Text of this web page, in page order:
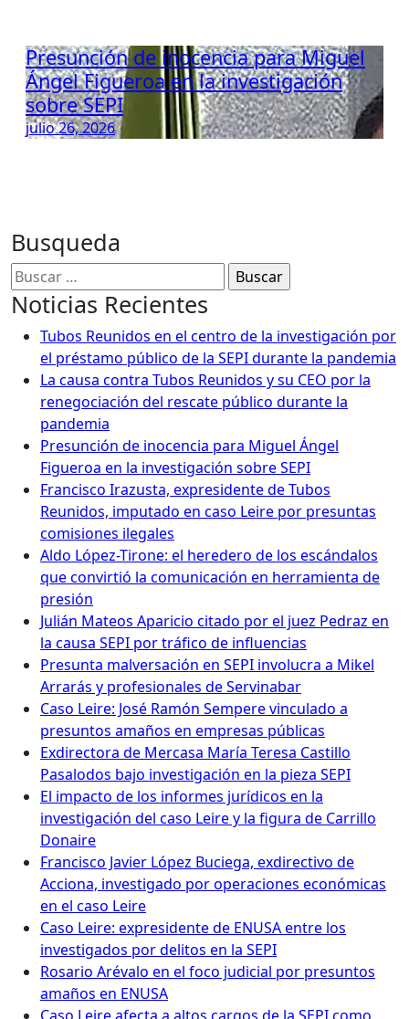
Presunción de inocencia para Miguel
Ángel Figueroa en la investigación
sobre SEPI
julio 26, 2026
Busqueda
Buscar:
Noticias Recientes
Tubos Reunidos en el centro de la investigación por
el préstamo público de la SEPI durante la pandemia
La causa contra Tubos Reunidos y su CEO por la
renegociación del rescate público durante la
pandemia
Presunción de inocencia para Miguel Ángel
Figueroa en la investigación sobre SEPI
Francisco Irazusta, expresidente de Tubos
Reunidos, imputado en caso Leire por presuntas
comisiones ilegales
Aldo López-Tirone: el heredero de los escándalos
que convirtió la comunicación en herramienta de
presión
Julián Mateos Aparicio citado por el juez Pedraz en
la causa SEPI por tráfico de influencias
Presunta malversación en SEPI involucra a Mikel
Arrarás y profesionales de Servinabar
Caso Leire: José Ramón Sempere vinculado a
presuntos amaños en empresas públicas
Exdirectora de Mercasa María Teresa Castillo
Pasalodos bajo investigación en la pieza SEPI
El impacto de los informes jurídicos en la
investigación del caso Leire y la figura de Carrillo
Donaire
Francisco Javier López Buciega, exdirectivo de
Acciona, investigado por operaciones económicas
en el caso Leire
Caso Leire: expresidente de ENUSA entre los
investigados por delitos en la SEPI
Rosario Arévalo en el foco judicial por presuntos
amaños en ENUSA
Caso Leire afecta a altos cargos de la SEPI como